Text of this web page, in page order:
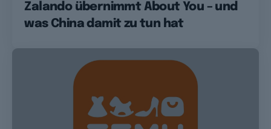
Zalando übernimmt About You – und
was China damit zu tun hat